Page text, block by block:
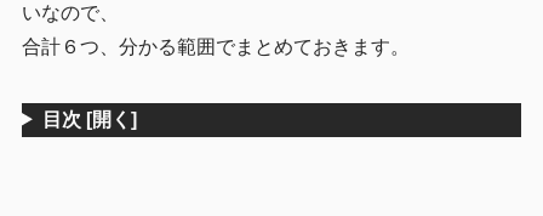
いなので、
合計６つ、分かる範囲でまとめておきます。
目次 [開く]